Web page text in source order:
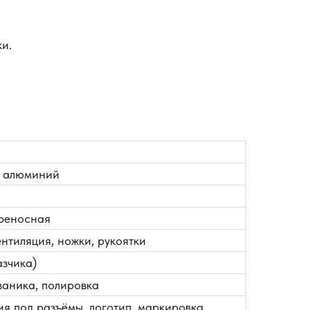
алюминий
ножки, рукоятки
полировка
под разъёмы, логотип, маркировка